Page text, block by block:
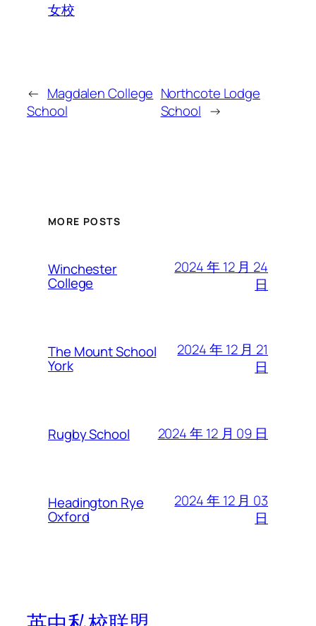
女校
← Magdalen College
School
Northcote Lodge
School →
MORE POSTS
Winchester
College
2024 年 12 月 24
日
The Mount School
York
2024 年 12 月 21
日
Rugby School 2024 年 12 月 09 日
Headington Rye
Oxford
2024 年 12 月 03
日